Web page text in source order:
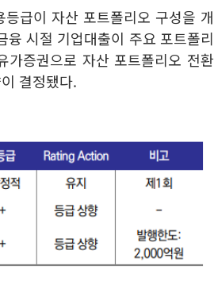
급이 자산 포트폴리오 구성을 개
시절 기업대출이 주요 포트폴리
증권으로 자산 포트폴리오 전환
결정됐다.